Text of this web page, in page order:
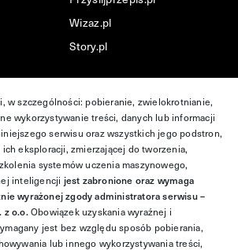
Wizaz.pl
Story.pl
w szczególności: pobieranie, zwielokrotnianie,
wykorzystywanie treści, danych lub informacji
serwisu oraz wszystkich jego podstron,
eksploracji, zmierzającej do tworzenia,
systemów uczenia maszynowego,
inteligencji jest zabronione oraz wymaga
wyrażonej zgody administratora serwisu –
z o.o.Obowiązek uzyskania wyraźnej i
jest bez względu sposób pobierania,
lub innego wykorzystywania treści,